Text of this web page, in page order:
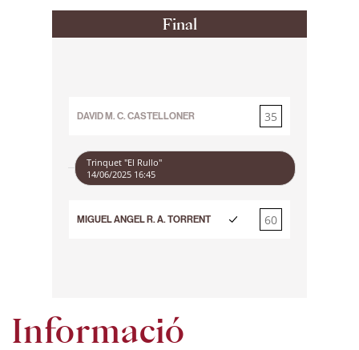
Final
DAVID M. C. CASTELLONER
35
60
MIGUEL ANGEL R. A. TORRENT
60
35
Trinquet "El Rullo"
14/06/2025 16:45
Informació